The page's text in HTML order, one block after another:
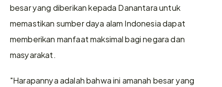
besar yang diberikan kepada Danantara untuk
memastikan sumber daya alam Indonesia dapat
memberikan manfaat maksimal bagi negara dan
masyarakat.
"Harapannya adalah bahwa ini amanah besar yang